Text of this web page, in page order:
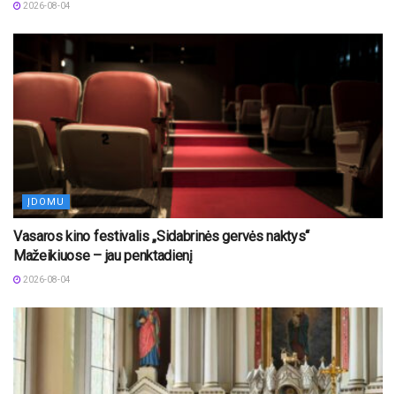
2026-08-04
ĮDOMU
Vasaros kino festivalis „Sidabrinės gervės naktys“
Mažeikiuose – jau penktadienį
2026-08-04